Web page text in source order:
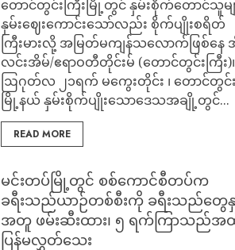
တောင်တွင်းကြီးမြို့တွင် နှမ်းစိုက်တောင်သူမျ
နှမ်းဈေးကောင်းသော်လည်း စိုက်ပျိုးစရိတ်
ကြီးမားလို့ အမြတ်မကျန်သလောက်ဖြစ်န
လင်းအိမ်/ဧရာဝတီတိုင်းမ် (တောင်တွင်းကြီး)၊
ဩဂုတ်လ ၂၁ရက် မကွေးတိုင်း ၊ တောင်တွင်း
မြို့နယ် နှမ်းစိုက်ပျိုးသောဒေသအချို့တွင်...
READ MORE
မင်းတပ်မြို့တွင် စစ်ကောင်စီတပ်က
ခရီးသည်ယာဉ်တစ်စီးကို ခရီးသည်တွေ
အတူ ဖမ်းဆီးထား၊ ၅ ရက်ကြာသည်အ
ပြန်မလွှတ်သေး